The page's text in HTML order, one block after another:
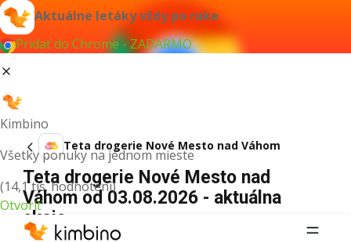
Aktuálne letáky vždy po ruke
Pridať do Chrome - ZADARMO
Kimbino
Všetky ponuky na jednom mieste
(14,1 tis. hodnotení)
Otvoriť
Teta drogerie Nové Mesto nad Váhom
Teta drogerie Nové Mesto nad
Váhom od 03.08.2026 - aktuálna
akcia